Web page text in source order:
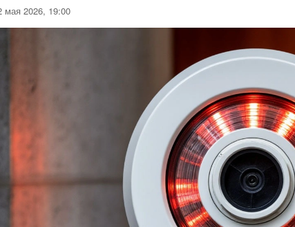
мая 2026, 19:00